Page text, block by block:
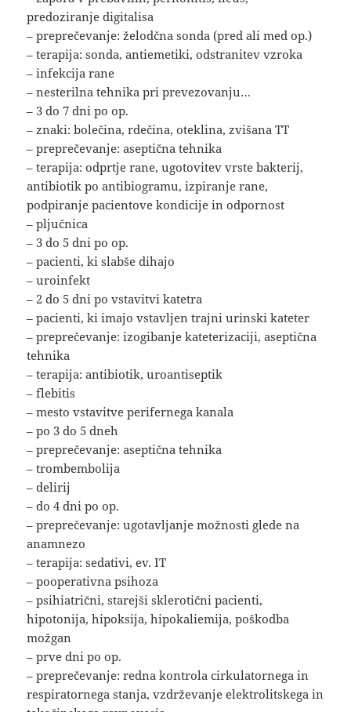
predoziranje digitalisa
– preprečevanje: želodčna sonda (pred ali med op.)
– terapija: sonda, antiemetiki, odstranitev vzroka
– infekcija rane
– nesterilna tehnika pri prevezovanju…
– 3 do 7 dni po op.
– znaki: bolečina, rdečina, oteklina, zvišana TT
– preprečevanje: aseptična tehnika
– terapija: odprtje rane, ugotovitev vrste bakterij,
antibiotik po antibiogramu, izpiranje rane,
podpiranje pacientove kondicije in odpornost
– pljučnica
– 3 do 5 dni po op.
– pacienti, ki slabše dihajo
– uroinfekt
– 2 do 5 dni po vstavitvi katetra
– pacienti, ki imajo vstavljen trajni urinski kateter
– preprečevanje: izogibanje kateterizaciji, aseptična
tehnika
– terapija: antibiotik, uroantiseptik
– flebitis
– mesto vstavitve perifernega kanala
– po 3 do 5 dneh
– preprečevanje: aseptična tehnika
– trombembolija
– delirij
– do 4 dni po op.
– preprečevanje: ugotavljanje možnosti glede na
anamnezo
– terapija: sedativi, ev. IT
– pooperativna psihoza
– psihiatrični, starejši sklerotični pacienti,
hipotonija, hipoksija, hipokaliemija, poškodba
možgan
– prve dni po op.
– preprečevanje: redna kontrola cirkulatornega in
respiratornega stanja, vzdrževanje elektrolitskega in